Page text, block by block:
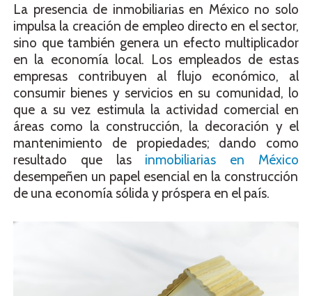
La presencia de inmobiliarias en México no solo
impulsa la creación de empleo directo en el sector,
sino que también genera un efecto multiplicador
en la economía local. Los empleados de estas
empresas contribuyen al flujo económico, al
consumir bienes y servicios en su comunidad, lo
que a su vez estimula la actividad comercial en
áreas como la construcción, la decoración y el
mantenimiento de propiedades; dando como
resultado que las inmobiliarias en México
desempeñen un papel esencial en la construcción
de una economía sólida y próspera en el país.